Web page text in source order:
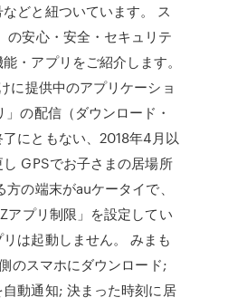
どと紐ついています。 ス
の安心・安全・セキュリテ
・アプリをご紹介します。
に提供中のアプリケーショ
の配信（ダウンロード・
にともない、2018年4月以
GPSでお子さまの居場所
の端末がauケータイで、
アプリ制限」を設定してい
は起動しません。 みまも
のスマホにダウンロード;
動通知; 決まった時刻に居